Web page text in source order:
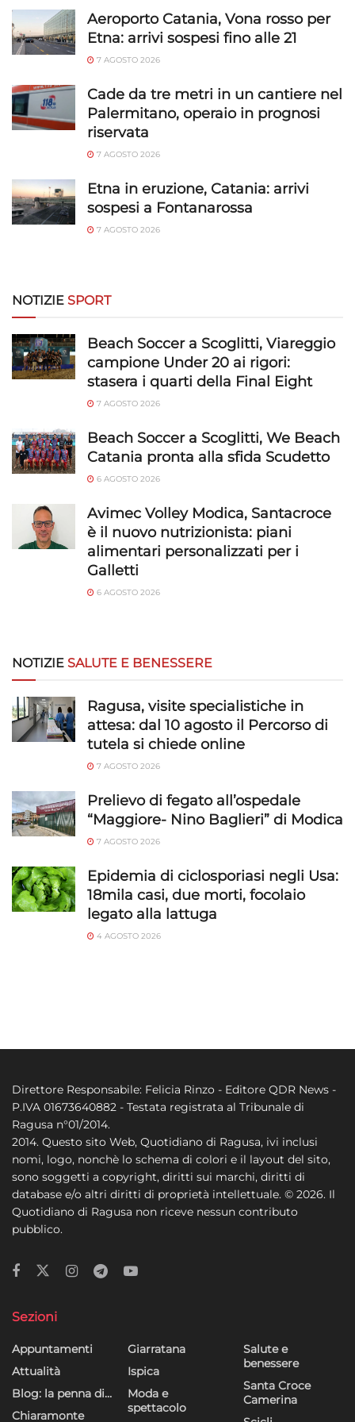
Funzionalità
Abbinare e combinare dati provenienti da altre
fonti di dati, Collegare diversi dispositivi,
trasmesse automaticamente.
Utilizzare dati di geolocalizzazione precisi,
Riconoscere i dispositivi in base a informazioni
Garantire la sicurezza, prevenire e
rilevare frodi, correggere errori, Erogare
Aeroporto Catania, Vona rosso per
Etna: arrivi sospesi fino alle 21
7 AGOSTO 2026
Cade da tre metri in un cantiere nel
Palermitano, operaio in prognosi
riservata
7 AGOSTO 2026
Etna in eruzione, Catania: arrivi
sospesi a Fontanarossa
7 AGOSTO 2026
NOTIZIE SPORT
Beach Soccer a Scoglitti, Viareggio
campione Under 20 ai rigori:
stasera i quarti della Final Eight
7 AGOSTO 2026
Beach Soccer a Scoglitti, We Beach
Catania pronta alla sfida Scudetto
6 AGOSTO 2026
Avimec Volley Modica, Santacroce
è il nuovo nutrizionista: piani
alimentari personalizzati per i
Galletti
6 AGOSTO 2026
NOTIZIE SALUTE E BENESSERE
Ragusa, visite specialistiche in
attesa: dal 10 agosto il Percorso di
tutela si chiede online
7 AGOSTO 2026
Prelievo di fegato all’ospedale
“Maggiore- Nino Baglieri” di Modica
7 AGOSTO 2026
Epidemia di ciclosporiasi negli Usa:
18mila casi, due morti, focolaio
legato alla lattuga
4 AGOSTO 2026
Direttore Responsabile: Felicia Rinzo - Editore QDR News -
P.IVA 01673640882 - Testata registrata al Tribunale di
Ragusa n°01/2014.
2014. Questo sito Web, Quotidiano di Ragusa, ivi inclusi
nomi, logo, nonchè lo schema di colori e il layout del sito,
sono soggetti a copyright, diritti sui marchi, diritti di
database e/o altri diritti di proprietà intellettuale. © 2026. Il
Quotidiano di Ragusa non riceve nessun contributo
pubblico.
Sezioni
Appuntamenti
Attualità
Blog: la penna di…
Chiaramonte
Giarratana
Ispica
Moda e
spettacolo
Salute e
benessere
Santa Croce
Camerina